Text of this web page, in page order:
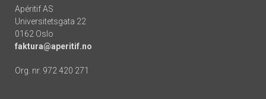
Apéritif AS
Universitetsgata 22
0162 Oslo
faktura@aperitif.no
Org. nr. 972 420 271